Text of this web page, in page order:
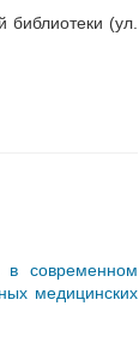
библиотеки (ул.
в современном
медицинских